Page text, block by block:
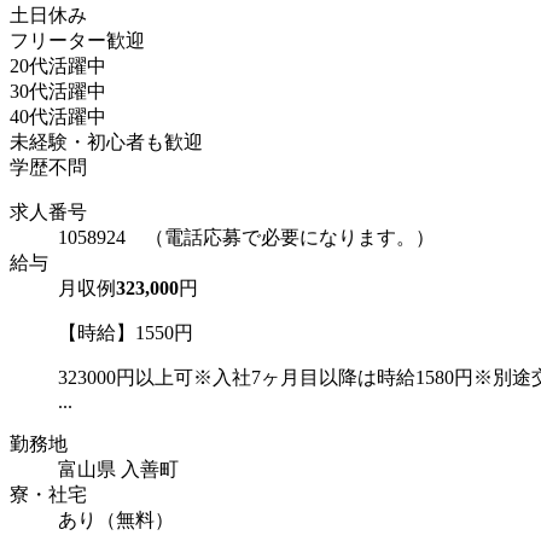
土日休み
フリーター歓迎
20代活躍中
30代活躍中
40代活躍中
未経験・初心者も歓迎
学歴不問
求人番号
1058924 （電話応募で必要になります。）
給与
月収例323,000円
【時給】1550円
323000円以上可※入社7ヶ月目以降は時給1580円※別途
...
勤務地
富山県 入善町
寮・社宅
あり（無料）